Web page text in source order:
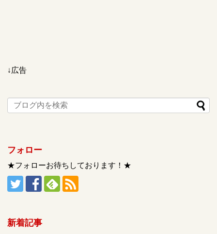
↓広告
フォロー
★フォローお待ちしております！★
新着記事